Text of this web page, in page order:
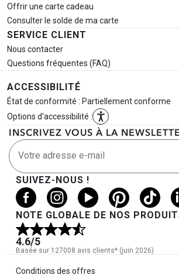
Offrir une carte cadeau
Consulter le solde de ma carte
SERVICE CLIENT
Nous contacter
Questions fréquentes (FAQ)
ACCESSIBILITÉ
État de conformité : Partiellement conforme
Options d'accessibilité :
INSCRIVEZ VOUS À LA
Votre adresse e-mail
SUIVEZ-NOUS !
NOTE GLOBALE DE NOS
4.6/5
Basée sur 127008 avis clients* (juin 2026)
Informations légales
Conditions des offres